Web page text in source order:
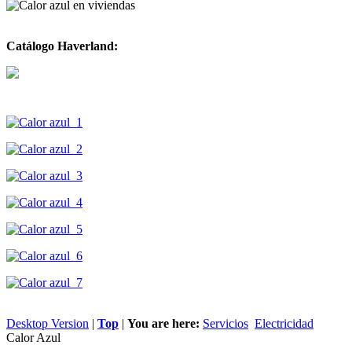
Catálogo Haverland:
Desktop Version | Top | You are here: Servicios Electricidad
Calor Azul